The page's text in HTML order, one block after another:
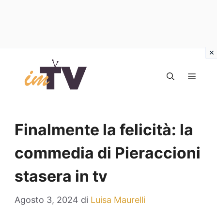
contenuto
Finalmente la felicità: la
commedia di Pieraccioni
stasera in tv
Agosto 3, 2024 di Luisa Maurelli